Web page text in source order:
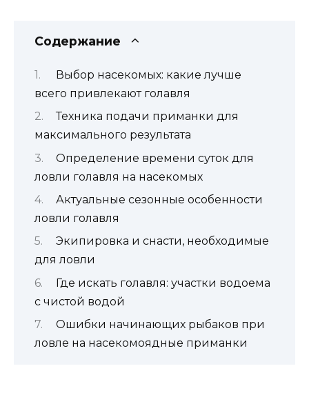
Содержание
Выбор насекомых: какие лучше
всего привлекают голавля
Техника подачи приманки для
максимального результата
Определение времени суток для
ловли голавля на насекомых
Актуальные сезонные особенности
ловли голавля
Экипировка и снасти, необходимые
для ловли
Где искать голавля: участки водоема
с чистой водой
Ошибки начинающих рыбаков при
ловле на насекомоядные приманки